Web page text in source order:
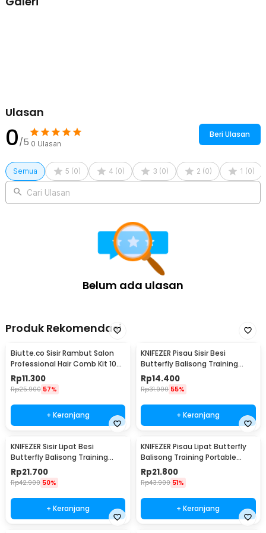
Ulasan
0/5 0 Ulasan
Beri Ulasan
Semua 5 (0) 4 (0) 3 (0) 2 (0) 1 (0)
Cari Ulasan
Belum ada ulasan
Produk Rekomendasi
Biutte.co Sisir Rambut Salon
Professional Hair Comb Kit 10
PCS - YS-254
Rp11.300
Rp25.900 57%
+ Keranjang
KNIFEZER Pisau Sisir Besi
Butterfly Balisong Training
Knife CS GO - LF-9898
Rp14.400
Rp31.900 55%
+ Keranjang
KNIFEZER Sisir Lipat Besi
Butterfly Balisong Training
Knife 220mm - JL07
Rp21.700
Rp42.900 50%
+ Keranjang
KNIFEZER Pisau Lipat Butterfly
Balisong Training Portable
Knife - C28
Rp21.800
Rp43.900 51%
+ Keranjang